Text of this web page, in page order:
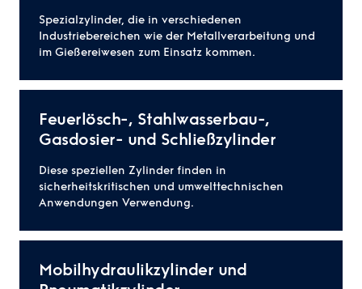
Spezialzylinder, die in verschiedenen
Industriebereichen wie der Metallverarbeitung und
im Gießereiwesen zum Einsatz kommen.
Feuerlösch-, Stahlwasserbau-,
Gasdosier- und Schließzylinder
Diese speziellen Zylinder finden in
sicherheitskritischen und umwelttechnischen
Anwendungen Verwendung.
Mobilhydraulikzylinder und